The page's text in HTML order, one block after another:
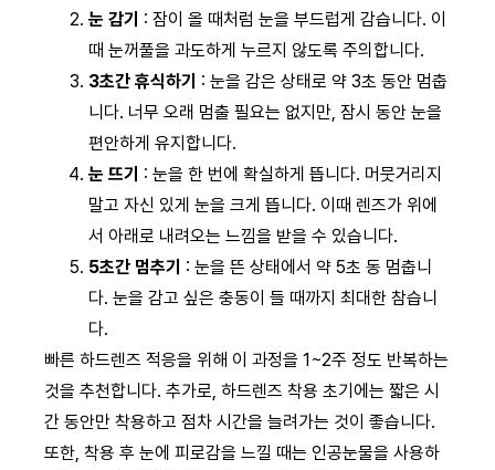
눈 감기 : 잠이 올 때처럼 눈을 부드럽게 감습니다. 이
때 눈꺼풀을 과도하게 누르지 않도록 주의합니다.
3초간 휴식하기 : 눈을 감은 상태로 약 3초 동안 멈춥
니다. 너무 오래 멈출 필요는 없지만, 잠시 동안 눈을
편안하게 유지합니다.
눈 뜨기 : 눈을 한 번에 확실하게 뜹니다. 머뭇거리지
말고 자신 있게 눈을 크게 뜹니다. 이때 렌즈가 위에
서 아래로 내려오는 느낌을 받을 수 있습니다.
5초간 멈추기 : 눈을 뜬 상태에서 약 5초 동 멈춥니
다. 눈을 감고 싶은 충동이 들 때까지 최대한 참습니
다.
빠른 하드렌즈 적응을 위해 이 과정을 1~2주 정도 반복하는
것을 추천합니다. 추가로, 하드렌즈 착용 초기에는 짧은 시
간 동안만 착용하고 점차 시간을 늘려가는 것이 좋습니다.
또한, 착용 후 눈에 피로감을 느낄 때는 인공눈물을 사용하